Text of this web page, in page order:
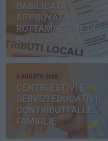
BASILICATA:
APPROVATA
ROTTAMAZIONE DEL
BOLLO AUTO
2 AGOSTO 2026
CENTRI ESTIVI E
SERVIZI EDUCATIVI:
CONTRIBUTI ALLE
FAMIGLIE